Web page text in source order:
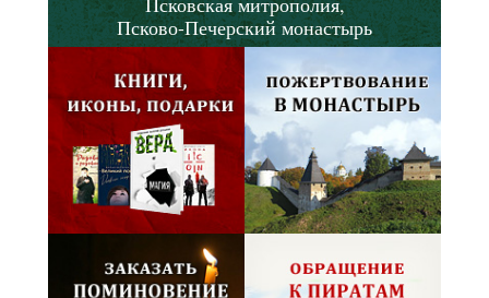
Псково-Печерский монастырь